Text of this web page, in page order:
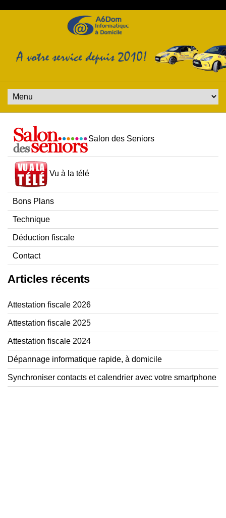
Salon des Seniors
Vu à la télé
Bons Plans
Technique
Déduction fiscale
Contact
Articles récents
Attestation fiscale 2026
Attestation fiscale 2025
Attestation fiscale 2024
Dépannage informatique rapide, à domicile
Synchroniser contacts et calendrier avec votre smartphone